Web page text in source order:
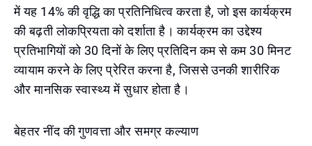
में यह 14% की वृद्धि का प्रतिनिधित्व करता है, जो इस कार्यक्रम
की बढ़ती लोकप्रियता को दर्शाता है। कार्यक्रम का उद्देश्य
प्रतिभागियों को 30 दिनों के लिए प्रतिदिन कम से कम 30 मिनट
व्यायाम करने के लिए प्रेरित करना है, जिससे उनकी शारीरिक
और मानसिक स्वास्थ्य में सुधार होता है।
बेहतर नींद की गुणवत्ता और समग्र कल्याण